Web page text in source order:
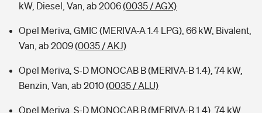
kW, Diesel, Van, ab 2006(0035 / AGX)
Opel Meriva, GMIC (MERIVA-A 1.4 LPG), 66 kW, Bivalent,
Van, ab 2009(0035 / AKJ)
Opel Meriva, S-D MONOCAB B (MERIVA-B 1.4), 74 kW,
Benzin, Van, ab 2010(0035 / ALU)
Opel Meriva, S-D MONOCAB B (MERIVA-B 1.4), 74 kW,